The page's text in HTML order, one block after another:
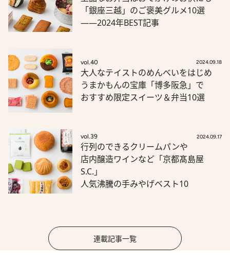
「銀座三越」のご褒美グルメ10選
――2024年BEST記事
vol.40 2024.09.18
大人なテイストのめんべいをはじめ
うまかもんの宝庫「博多阪急」で
おすすめ限定スイーツ＆弁当10選
vol.39 2024.09.17
行列のできるクリームパンや
店内醸造ワインなど「京都髙島屋
S.C.」
人気沸騰の手みやげベスト10
連載記事一覧